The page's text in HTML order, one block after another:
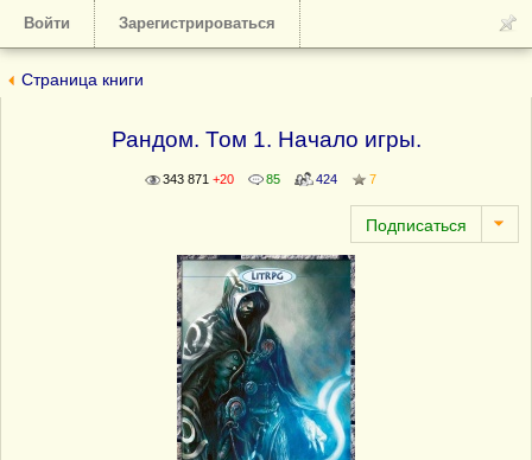
Войти Зарегистрироваться
Страница книги
Рандом. Том 1. Начало игры.
343 871 +20 85 424 7